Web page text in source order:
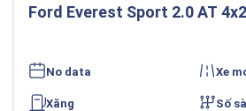
Ford Everest Sport 2.0 AT
No data Xe
Xăng Số